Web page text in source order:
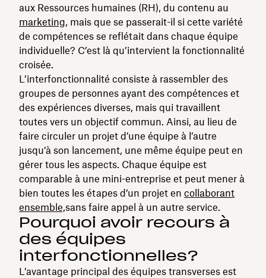
aux Ressources humaines (RH), du contenu au
marketing, mais que se passerait-il si cette variété
de compétences se reflétait dans chaque équipe
individuelle? C’est là qu’intervient la fonctionnalité
croisée.
L’interfonctionnalité consiste à rassembler des
groupes de personnes ayant des compétences et
des expériences diverses, mais qui travaillent
toutes vers un objectif commun. Ainsi, au lieu de
faire circuler un projet d’une équipe à l’autre
jusqu’à son lancement, une même équipe peut en
gérer tous les aspects. Chaque équipe est
comparable à une mini-entreprise et peut mener à
bien toutes les étapes d’un projet en collaborant
ensemble,sans faire appel à un autre service.
Pourquoi avoir recours à
des équipes
interfonctionnelles?
L’avantage principal des équipes transverses est